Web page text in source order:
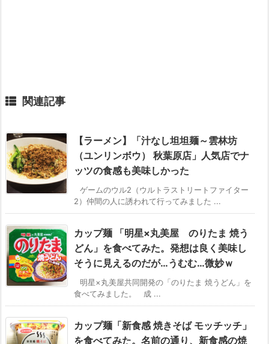
関連記事
【ラーメン】「汁なし坦坦麺～雲林坊
（ユンリンボウ） 秋葉原店」人気店でナ
ッツの食感も美味しかった
ゲームのウル2（ウルトラストリートファイター
2）仲間の人に誘われて行ってみました ...
カップ麺 「明星×丸美屋 のりたま 焼う
どん」を食べてみた。発想は良く美味し
そうに見えるのだが…うむむ…微妙ｗ
明星×丸美屋共同開発の「のりたま 焼うどん」を
食べてみました。 成 ...
カップ麺「新食感 焼きそば モッチッチ」
を食べてみた。名前の通り、新食感の焼